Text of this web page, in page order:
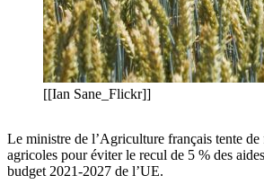
[[Ian Sane_Flickr]]
Le ministre de l’Agriculture français tente de
agricoles pour éviter le recul de 5 % des
budget 2021-2027 de l’UE.